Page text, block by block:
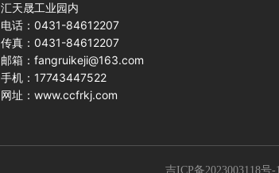
汇天晟工业园内
电话： 0431-84612207
传真：0431-84612207
邮箱： fangruikeji@163.com
手机：17743447522
网址： www.ccfrkj.com
吉ICP备2023003118号-1